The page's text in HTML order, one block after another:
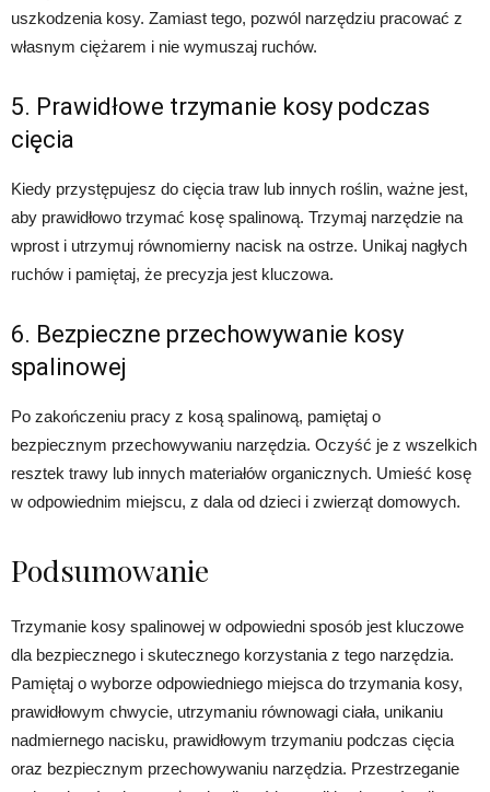
uszkodzenia kosy. Zamiast tego, pozwól narzędziu pracować z
własnym ciężarem i nie wymuszaj ruchów.
5. Prawidłowe trzymanie kosy podczas
cięcia
Kiedy przystępujesz do cięcia traw lub innych roślin, ważne jest,
aby prawidłowo trzymać kosę spalinową. Trzymaj narzędzie na
wprost i utrzymuj równomierny nacisk na ostrze. Unikaj nagłych
ruchów i pamiętaj, że precyzja jest kluczowa.
6. Bezpieczne przechowywanie kosy
spalinowej
Po zakończeniu pracy z kosą spalinową, pamiętaj o
bezpiecznym przechowywaniu narzędzia. Oczyść je z wszelkich
resztek trawy lub innych materiałów organicznych. Umieść kosę
w odpowiednim miejscu, z dala od dzieci i zwierząt domowych.
Podsumowanie
Trzymanie kosy spalinowej w odpowiedni sposób jest kluczowe
dla bezpiecznego i skutecznego korzystania z tego narzędzia.
Pamiętaj o wyborze odpowiedniego miejsca do trzymania kosy,
prawidłowym chwycie, utrzymaniu równowagi ciała, unikaniu
nadmiernego nacisku, prawidłowym trzymaniu podczas cięcia
oraz bezpiecznym przechowywaniu narzędzia. Przestrzeganie